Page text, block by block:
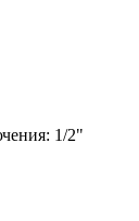
1/2"